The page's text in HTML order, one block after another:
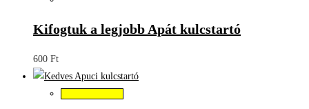
Kifogtuk a legjobb Apát kulcstartó
600 Ft